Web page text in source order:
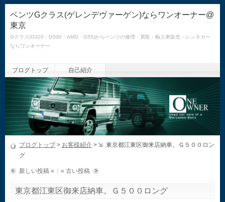
ベンツGクラス(ゲレンデヴァーゲン)ならワンオーナー@
東京
Gクラス(G320・G500・AMG G55)からベンツの修理・買取・輸入車販売・レンタカー
ならワンオーナー
ブログトップ 自己紹介
ブログトップ> お客様紹介 >
東京都江東区御来店納車。Ｇ５００ロン
グ
新しい投稿 » « 古い投稿
東京都江東区御来店納車。Ｇ５００ロング